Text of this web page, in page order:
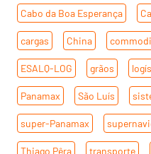
Cabo da Boa Esperança
cargas China
ESALQ-LOG grãos
Panamax São Luís
super-Panamax
Thiago Pêra transporte